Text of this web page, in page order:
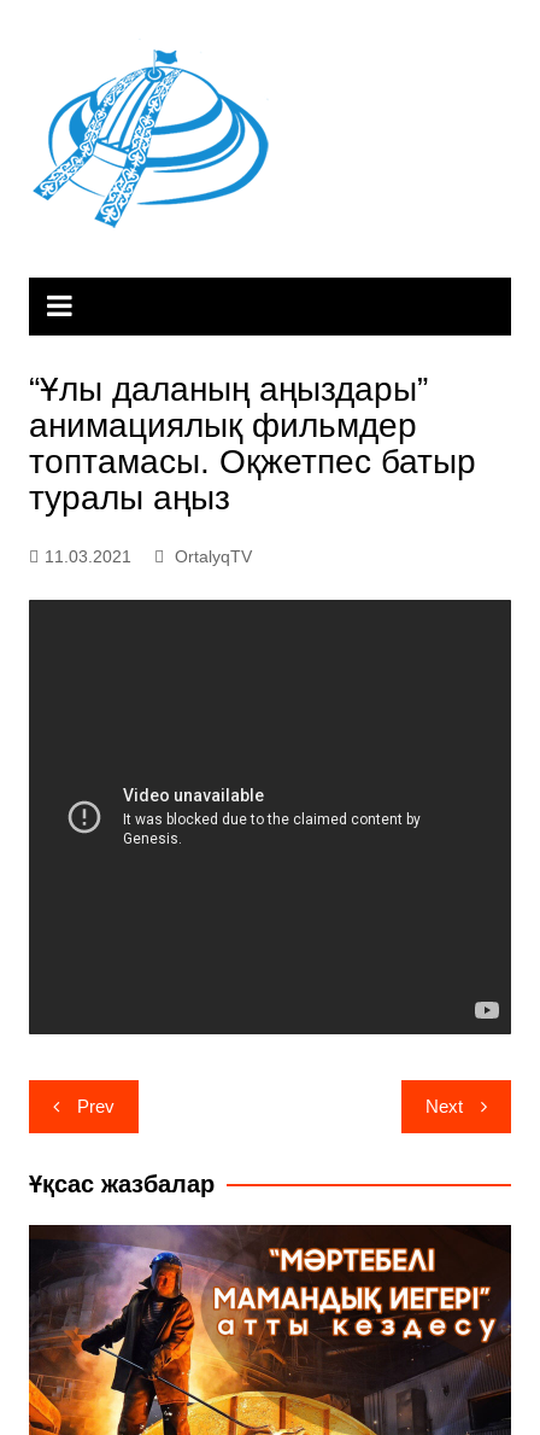
“Ұлы даланың аңыздары”
анимациялық фильмдер
топтамасы. Оқжетпес батыр
туралы аңыз
11.03.2021 OrtalyqTV
Навигация
по
записям
Prev Next
Ұқсас жазбалар